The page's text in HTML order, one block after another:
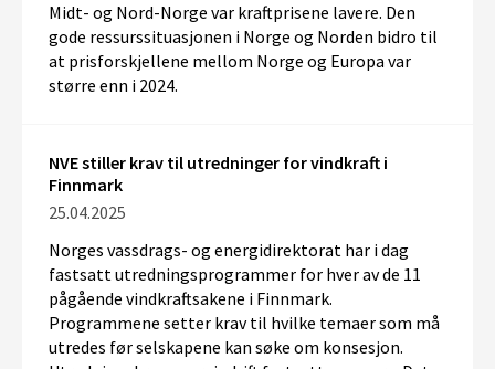
Midt- og Nord-Norge var kraftprisene lavere. Den
gode ressurssituasjonen i Norge og Norden bidro til
at prisforskjellene mellom Norge og Europa var
større enn i 2024.
NVE stiller krav til utredninger for vindkraft i
Finnmark
25.04.2025
Norges vassdrags- og energidirektorat har i dag
fastsatt utredningsprogrammer for hver av de 11
pågående vindkraftsakene i Finnmark.
Programmene setter krav til hvilke temaer som må
utredes før selskapene kan søke om konsesjon.